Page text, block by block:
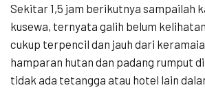
Sekitar 1,5 jam berikutnya sampailah
kusewa, ternyata galih belum
cukup terpencil dan jauh dari
hamparan hutan dan padang rumput
tidak ada tetangga atau hotel lain